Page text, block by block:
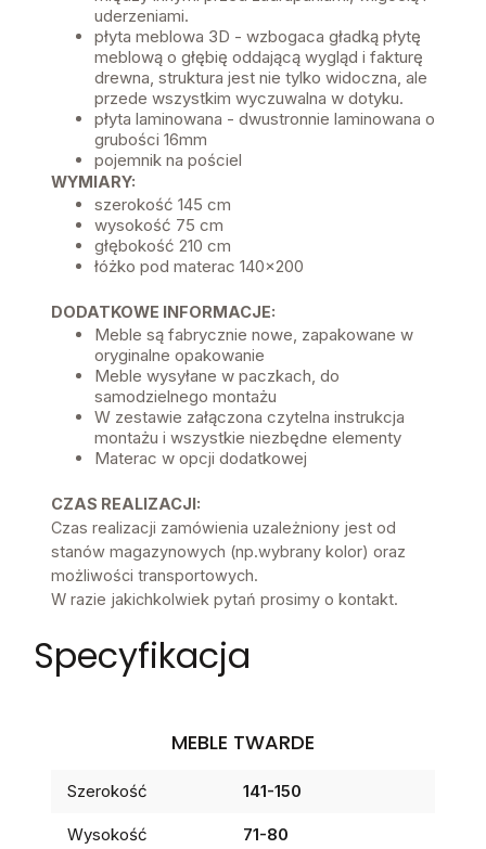
uderzeniami.
płyta meblowa 3D - wzbogaca gładką płytę
meblową o głębię oddającą wygląd i fakturę
drewna, struktura jest nie tylko widoczna, ale
przede wszystkim wyczuwalna w dotyku.
płyta laminowana - dwustronnie laminowana o
grubości 16mm
pojemnik na pościel
WYMIARY:
szerokość 145 cm
wysokość 75 cm
głębokość 210 cm
łóżko pod materac 140x200
DODATKOWE INFORMACJE:
Meble są fabrycznie nowe, zapakowane w
oryginalne opakowanie
Meble wysyłane w paczkach, do
samodzielnego montażu
W zestawie załączona czytelna instrukcja
montażu i wszystkie niezbędne elementy
Materac w opcji dodatkowej
CZAS REALIZACJI:
Czas realizacji zamówienia uzależniony jest od
stanów magazynowych (np.wybrany kolor) oraz
możliwości transportowych.
W razie jakichkolwiek pytań prosimy o kontakt.
Specyfikacja
MEBLE TWARDE
Szerokość 141-150
Wysokość 71-80